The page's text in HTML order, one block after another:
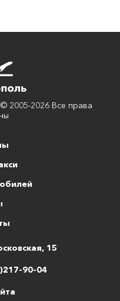
2005-2026 Все права
15
90-04